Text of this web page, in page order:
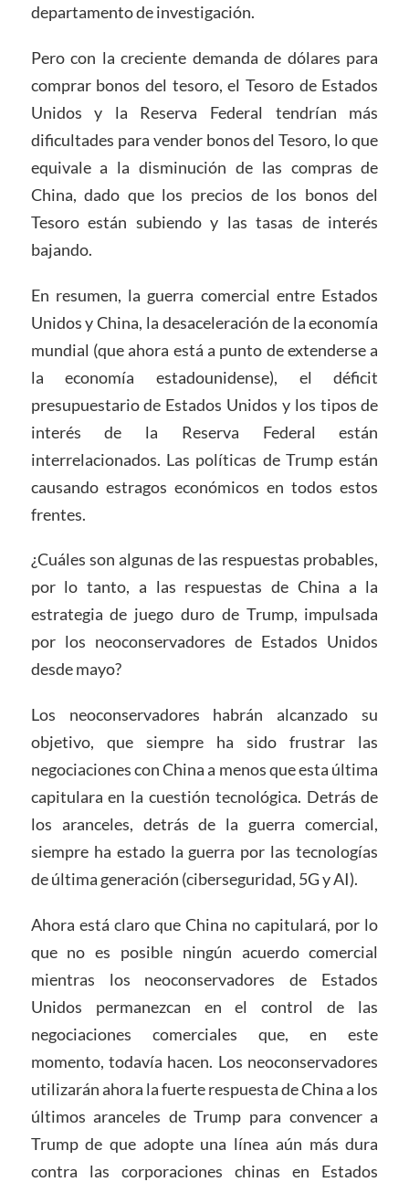
departamento de investigación.
Pero con la creciente demanda de dólares para
comprar bonos del tesoro, el Tesoro de Estados
Unidos y la Reserva Federal tendrían más
dificultades para vender bonos del Tesoro, lo que
equivale a la disminución de las compras de
China, dado que los precios de los bonos del
Tesoro están subiendo y las tasas de interés
bajando.
En resumen, la guerra comercial entre Estados
Unidos y China, la desaceleración de la economía
mundial (que ahora está a punto de extenderse a
la economía estadounidense), el déficit
presupuestario de Estados Unidos y los tipos de
interés de la Reserva Federal están
interrelacionados. Las políticas de Trump están
causando estragos económicos en todos estos
frentes.
¿Cuáles son algunas de las respuestas probables,
por lo tanto, a las respuestas de China a la
estrategia de juego duro de Trump, impulsada
por los neoconservadores de Estados Unidos
desde mayo?
Los neoconservadores habrán alcanzado su
objetivo, que siempre ha sido frustrar las
negociaciones con China a menos que esta última
capitulara en la cuestión tecnológica. Detrás de
los aranceles, detrás de la guerra comercial,
siempre ha estado la guerra por las tecnologías
de última generación (ciberseguridad, 5G y AI).
Ahora está claro que China no capitulará, por lo
que no es posible ningún acuerdo comercial
mientras los neoconservadores de Estados
Unidos permanezcan en el control de las
negociaciones comerciales que, en este
momento, todavía hacen. Los neoconservadores
utilizarán ahora la fuerte respuesta de China a los
últimos aranceles de Trump para convencer a
Trump de que adopte una línea aún más dura
contra las corporaciones chinas en Estados